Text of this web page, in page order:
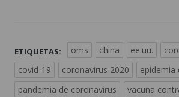
ETIQUETAS: oms china ee.uu.
covid-19
coronavirus 2020
epidemia
pandemia de coronavirus
vacuna